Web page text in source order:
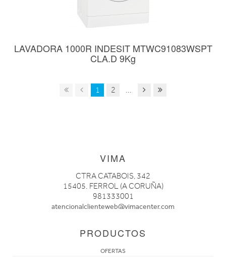
LAVADORA 1000R INDESIT MTWC91083WSPT
CLA.D 9Kg
1 2 ...
VIMA
CTRA CATABOIS, 342
15405. FERROL (A CORUÑA)
981333001
atencionalclienteweb@vimacenter.com
PRODUCTOS
OFERTAS